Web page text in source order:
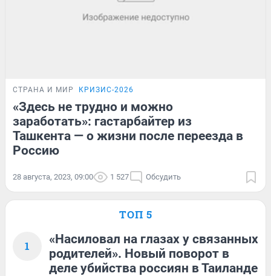
СТРАНА И МИР КРИЗИС-2026
«Здесь не трудно и можно
заработать»: гастарбайтер из
Ташкента — о жизни после переезда в
Россию
28 августа, 2023, 09:00 1 527 Обсудить
ТОП 5
1
«Насиловал на глазах у связанных
родителей». Новый поворот в
деле убийства россиян в Таиланде